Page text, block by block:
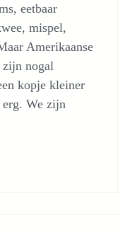
eetbaar
mispel,
Amerikaanse
zijn nogal
kopje kleiner
We zijn